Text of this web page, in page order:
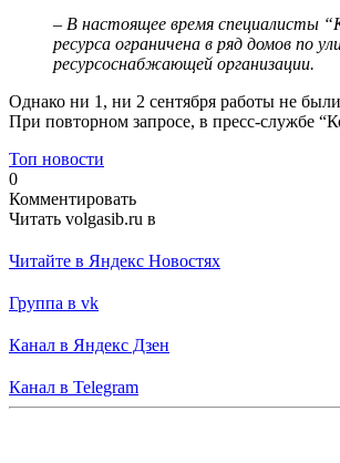
– В настоящее время специалисты
ресурса ограничена в ряд домов по
ресурсоснабжающей организации.
Однако ни 1, ни 2 сентября работы не
При повторном запросе, в пресс-службе
Топ новости
0
Комментировать
Читать volgasib.ru в
Читайте в Яндекс Новостях
Группа в vk
Канал в Яндекс Дзен
Канал в Telegram